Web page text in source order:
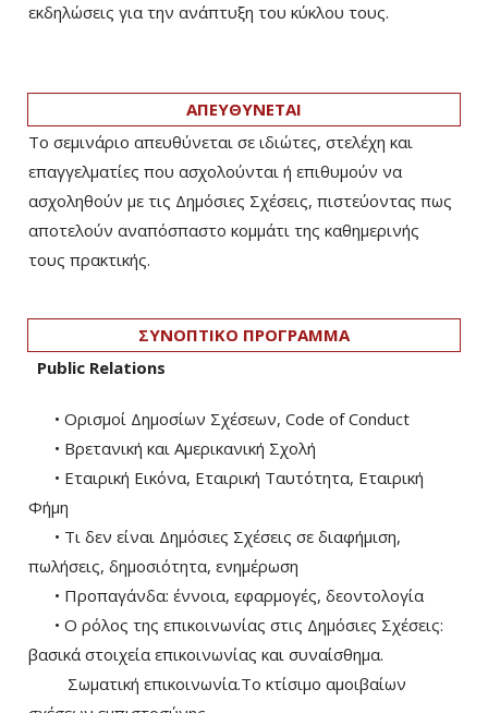
εκδηλώσεις για την ανάπτυξη του κύκλου τους.
ΑΠΕΥΘΥΝΕΤΑΙ
Το σεμινάριο απευθύνεται σε ιδιώτες, στελέχη και
επαγγελματίες που ασχολούνται ή επιθυμούν να
ασχοληθούν με τις Δημόσιες Σχέσεις, πιστεύοντας πως
αποτελούν αναπόσπαστο κομμάτι της καθημερινής
τους πρακτικής.
ΣΥΝΟΠΤΙΚΟ ΠΡΟΓΡΑΜΜΑ
Public Relations
• Ορισμοί Δημοσίων Σχέσεων, Code of Conduct
• Βρετανική και Αμερικανική Σχολή
• Εταιρική Εικόνα, Εταιρική Ταυτότητα, Εταιρική
Φήμη
• Τι δεν είναι Δημόσιες Σχέσεις σε διαφήμιση,
πωλήσεις, δημοσιότητα, ενημέρωση
• Προπαγάνδα: έννοια, εφαρμογές, δεοντολογία
• Ο ρόλος της επικοινωνίας στις Δημόσιες Σχέσεις:
βασικά στοιχεία επικοινωνίας και συναίσθημα.
Σωματική επικοινωνία.Το κτίσιμο αμοιβαίων